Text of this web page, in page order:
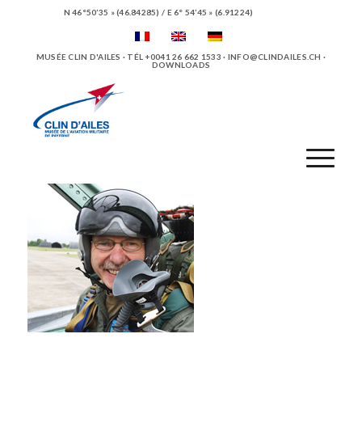
N 46°50’35 » (46.84285) / E 6° 54’45 » (6.91224)
MUSÉE CLIN D'AILES · TÉL +0041 26 662 1533 · INFO@CLINDAILES.CH ·
DOWNLOADS